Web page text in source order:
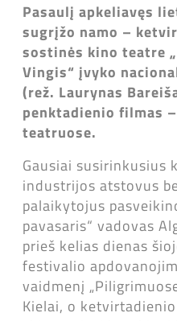
Pasaulį apkeliavęs
sugrįžo namo –
sostinės kino teatre
Vingis“ įvyko
(rež. Laurynas
penktadienio filmas
teatruose.
Gausiai susirinkusius
industrijos atstovus
palaikytojus
pavasaris“ vadovas
prieš kelias dienas
festivalio
vaidmenį
Kielai, o